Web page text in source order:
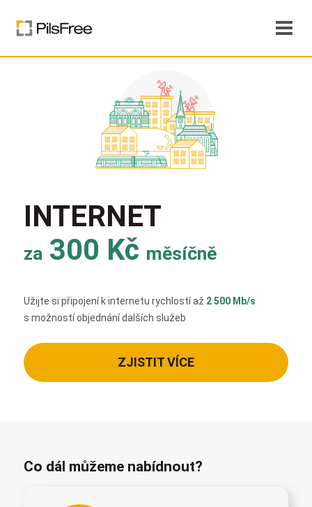
INTERNET
za300 Kč měsíčně
Užijte si připojení k internetu rychlostí až 2 500 Mb/s
s možností objednání dalších služeb
ZJISTIT VÍCE
Co dál můžeme nabídnout?